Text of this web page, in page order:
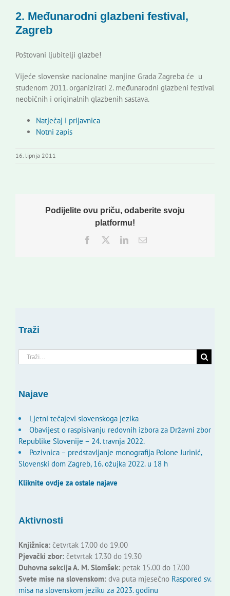
Kontakti
Novi odmev – naše glasilo
Izdavaštvo
Korisne informacije
2. Međunarodni glazbeni festival,
Zagreb
Poštovani ljubitelji glazbe!
Vijeće slovenske nacionalne manjine Grada Zagreba će u
studenom 2011. organizirati 2. međunarodni glazbeni festival
neobičnih i originalnih glazbenih sastava.
Natječaj i prijavnica
Notni zapis
16. lipnja 2011
Podijelite ovu priču, odaberite svoju
platformu!
Facebook
TwitterLinkedInEmail:
Traži
Traži...
Najave
Ljetni tečajevi slovenskoga jezika
Obavijest o raspisivanju redovnih izbora za Državni zbor
Republike Slovenije – 24. travnja 2022.
Pozivnica – predstavljanje monografija Polone Jurinić,
Slovenski dom Zagreb, 16. ožujka 2022. u 18 h
Kliknite ovdje za ostale najave
Aktivnosti
Knjižnica:četvrtak 17.00 do 19.00
Pjevački zbor:četvrtak 17.30 do 19.30
Duhovna sekcija A. M. Slomšek:petak 15.00 do 17.00
Svete mise na slovenskom:dva puta mjesečno Raspored sv.
misa na slovenskom jeziku za 2023. godinu